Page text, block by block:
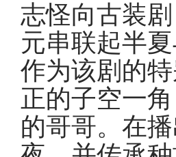
志怪向古装
元串联起半
作为该剧的
正的子空一
的哥哥。在